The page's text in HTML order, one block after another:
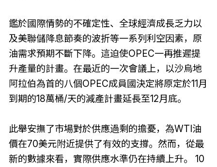
鑑於國際情勢的不確定性、全球經濟成長乏力以
及美聯儲降息節奏的波折等一系列利空因素，原
油需求預期不斷下降。這迫使OPEC一再推遲提
升產量的計畫。在最近的一次會議上，以沙烏地
阿拉伯為首的八個OPEC成員國決定將原定於11月
到期的18萬桶/天的減產計畫延長至12月底。
此舉安撫了市場對於供應過剩的擔憂，為WTI油
價在70美元附近提供了有效的支撐。然而，從最
新的數據來看，實際供應水準仍在持續上升。 10